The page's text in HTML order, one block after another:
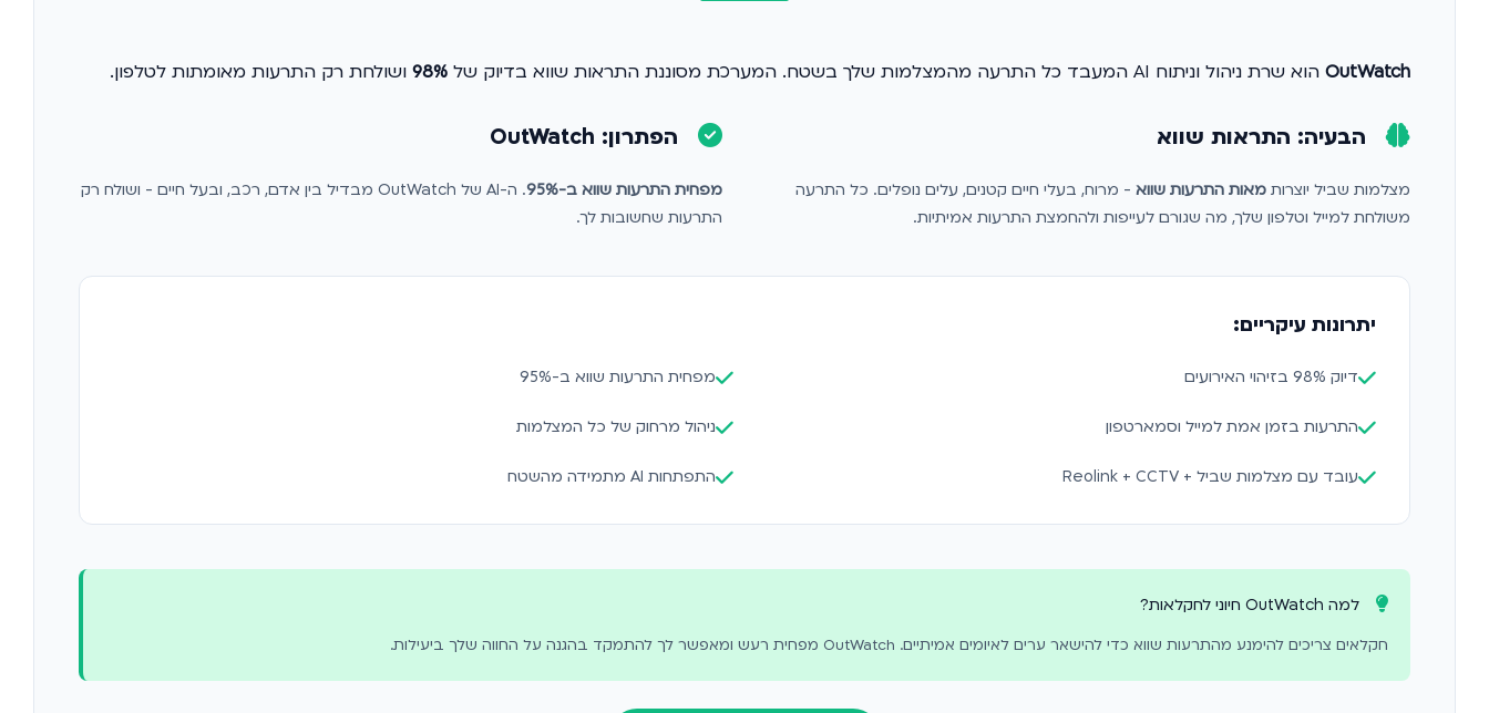
OutWatch הוא שרת ניהול וניתוח AI המעבד כל התרעה מהמצלמות שלך בשטח. המערכת מסוננת התראות שווא בדיוק של 98% ושולחת רק התרעות מאומתות לטלפון.
הבעיה: התראות שווא
מצלמות שביל יוצרות מאות התרעות שווא - מרוח, בעלי חיים קטנים, עלים נופלים. כל התרעה
משולחת למייל וטלפון שלך, מה שגורם לעייפות ולהחמצת התרעות אמיתיות.
הפתרון: OutWatch
מפחית התרעות שווא ב-95%
. ה-AI של OutWatch מבדיל בין אדם, רכב, ובעל חיים - ושולח רק
התרעות שחשובות לך.
יתרונות עיקריים:
דיוק 98% בזיהוי האירועים מפחית התרעות שווא ב-95%
התרעות בזמן אמת למייל וסמארטפון ניהול מרחוק של כל המצלמות
עובד עם מצלמות שביל + Reolink + CCTV התפתחות AI מתמידה מהשטח
למה OutWatch חיוני לחקלאות?
חקלאים צריכים להימנע מהתרעות שווא כדי להישאר ערים לאיומים אמיתיים. OutWatch מפחית רעש ומאפשר לך להתמקד בהגנה על החווה שלך ביעילות.